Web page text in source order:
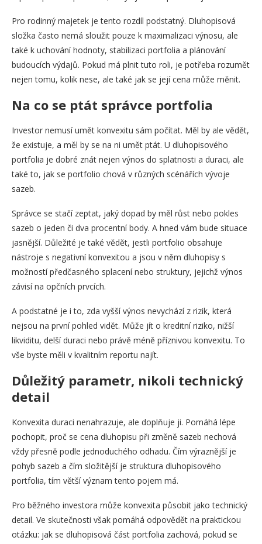
Pro rodinný majetek je tento rozdíl podstatný. Dluhopisová
složka často nemá sloužit pouze k maximalizaci výnosu, ale
také k uchování hodnoty, stabilizaci portfolia a plánování
budoucích výdajů. Pokud má plnit tuto roli, je potřeba rozumět
nejen tomu, kolik nese, ale také jak se její cena může měnit.
Na co se ptát správce portfolia
Investor nemusí umět konvexitu sám počítat. Měl by ale vědět,
že existuje, a měl by se na ni umět ptát. U dluhopisového
portfolia je dobré znát nejen výnos do splatnosti a duraci, ale
také to, jak se portfolio chová v různých scénářích vývoje
sazeb.
Správce se stačí zeptat, jaký dopad by měl růst nebo pokles
sazeb o jeden či dva procentní body. A hned vám bude situace
jasnější. Důležité je také vědět, jestli portfolio obsahuje
nástroje s negativní konvexitou a jsou v něm dluhopisy s
možností předčasného splacení nebo struktury, jejichž výnos
závisí na opčních prvcích.
A podstatné je i to, zda vyšší výnos nevychází z rizik, která
nejsou na první pohled vidět. Může jít o kreditní riziko, nižší
likviditu, delší duraci nebo právě méně příznivou konvexitu. To
vše byste měli v kvalitním reportu najít.
Důležitý parametr, nikoli technický
detail
Konvexita duraci nenahrazuje, ale doplňuje ji. Pomáhá lépe
pochopit, proč se cena dluhopisu při změně sazeb nechová
vždy přesně podle jednoduchého odhadu. Čím výraznější je
pohyb sazeb a čím složitější je struktura dluhopisového
portfolia, tím větší význam tento pojem má.
Pro běžného investora může konvexita působit jako technický
detail. Ve skutečnosti však pomáhá odpovědět na praktickou
otázku: jak se dluhopisová část portfolia zachová, pokud se